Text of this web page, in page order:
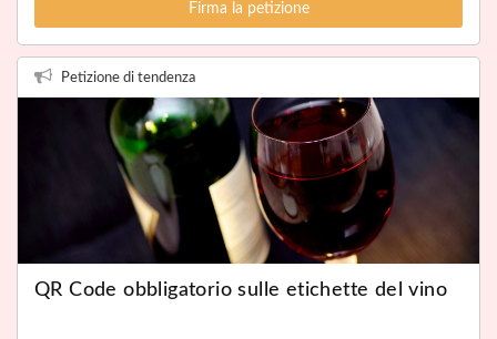
Firma la petizione
Petizione di tendenza
QR Code obbligatorio sulle etichette del vino